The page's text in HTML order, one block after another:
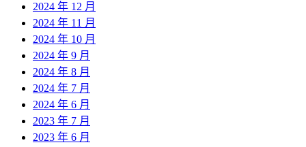
2024 年 12 月
2024 年 11 月
2024 年 10 月
2024 年 9 月
2024 年 8 月
2024 年 7 月
2024 年 6 月
2023 年 7 月
2023 年 6 月